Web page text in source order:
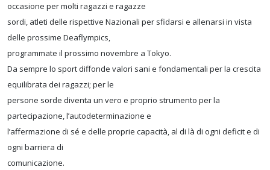
occasione per molti ragazzi e ragazze
sordi, atleti delle rispettive Nazionali per sfidarsi e allenarsi in vista
delle prossime Deaflympics,
programmate il prossimo novembre a Tokyo.
Da sempre lo sport diffonde valori sani e fondamentali per la crescita
equilibrata dei ragazzi; per le
persone sorde diventa un vero e proprio strumento per la
partecipazione, l’autodeterminazione e
l’affermazione di sé e delle proprie capacità, al di là di ogni deficit e di
ogni barriera di
comunicazione.